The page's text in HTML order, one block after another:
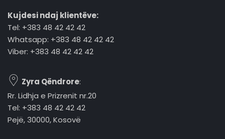
Kujdesi ndaj klientëve:
Tel: +383 48 42 42 42
Whatsapp: +383 48 42 42 42
Viber: +383 48 42 42 42
Zyra Qëndrore:
Rr. Lidhja e Prizrenit nr.20
Tel: +383 48 42 42 42
Pejë, 30000, Kosovë